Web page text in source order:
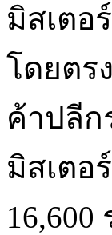
มิสเตอ
โดยตร
ค้าปลี
มิสเตอ